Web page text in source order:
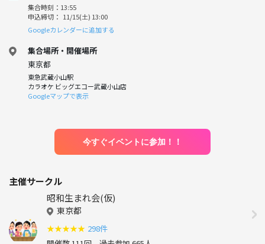
集合時刻：13:55
申込締切： 11/15(土) 13:00
Googleカレンダーに追加する
集合場所・開催場所
東京都
東急武蔵小山駅
カラオケ ビッグエコー武蔵小山店
Googleマップで表示
今すぐイベントに参加！！
主催サークル
昭和生まれ会(仮)
東京都
★★★★★ 298件